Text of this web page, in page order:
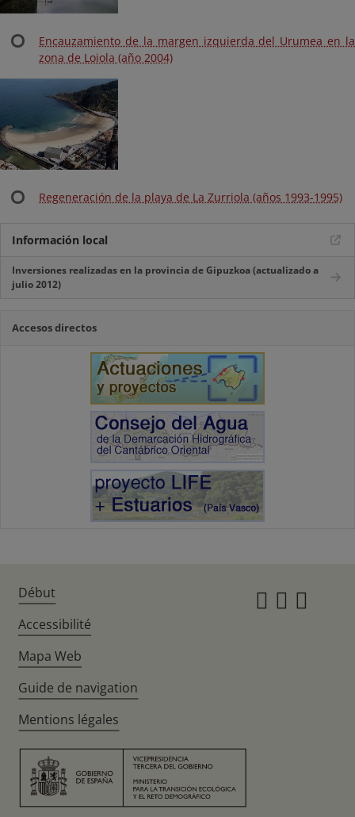
Encauzamiento de la margen izquierda del Urumea en la
zona de Loiola (año 2004)
Regeneración de la playa de La Zurriola (años 1993-1995)
Información local
Inversiones realizadas en la provincia de Gipuzkoa (actualizado a
julio 2012)
Accesos directos
Début
Accessibilité
Mapa Web
Guide de navigation
Mentions légales